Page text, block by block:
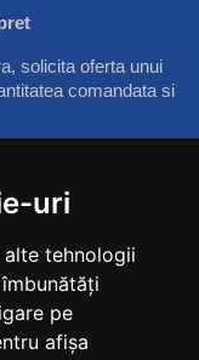
uri
tehnologii
pe
afișa
solicita oferta unui
comandata si
comanda rapida
metalice de porti,
din otel laminat la
civile sau
profile laminate tip
durabilitate ridicata.
accesand